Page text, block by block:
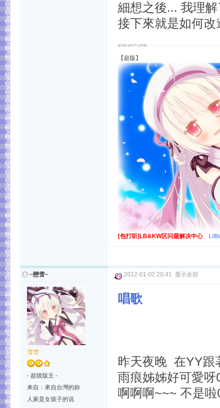
細想之後... 我理解
接下來就是如何改
【超版】
[包打听]LB&KW区问题解决中心、
~戀雪~
雪雪
- 超级版主 -
来自：來自台灣的妳
人家是女孩子的说
2012-01-02 20:41 显示全部
唱歌
昨天夜晚 在YY跟
雨痕姊姊好可愛呀
啊啊啊~~~ 不是